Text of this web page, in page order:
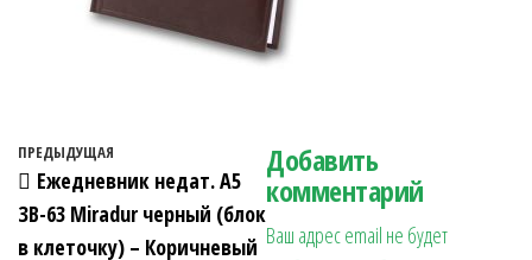
Навигация по записям
Предыдущая запись
ПРЕДЫДУЩАЯ
Ежедневник недат. А5
ЗВ-63 Miradur черный (блок
в клеточку) – Коричневый
Добавить
комментарий
Ваш адрес email не будет